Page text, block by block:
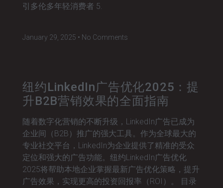
引多伦多年轻消费者 5.
January 29, 2025 No Comments
纽约LinkedIn广告优化2025：提
升B2B营销效果的全面指南
随着数字化营销的不断升级，LinkedIn广告已成为
企业间（B2B）推广的强大工具。作为全球最大的
专业社交平台，LinkedIn为企业提供了精准的受众
定位和强大的广告功能。纽约LinkedIn广告优化
2025将帮助本地企业掌握最新广告优化策略，提升
广告效果，实现更高的投资回报率（ROI）。 目录